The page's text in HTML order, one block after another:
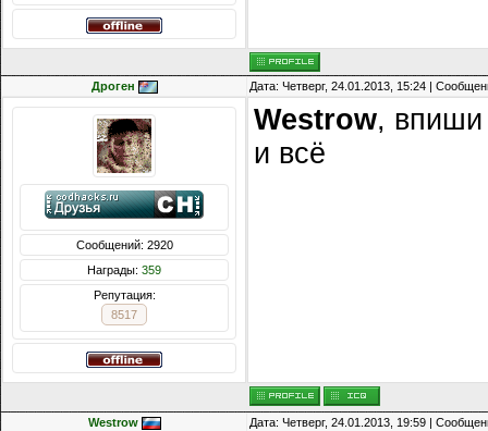
Дроген Дата: Четверг, 24.01.2013, 15:24 |
Сообщений: 2920
Награды: 359
Репутация:
8517
Westrow, впиши
и всё
Westrow Дата: Четверг, 24.01.2013, 19:59 |